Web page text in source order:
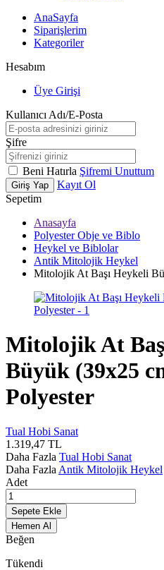
AnaSayfa
Siparişlerim
Kategoriler
Hesabım
Üye Girişi
Kullanıcı Adı/E-Posta
Şifre
Beni Hatırla Şifremi Unuttum
Giriş Yap
Kayıt Ol
Sepetim
Anasayfa
Polyester Obje ve Biblo
Heykel ve Biblolar
Antik Mitolojik Heykel
Mitolojik At Başı Heykeli
Mitolojik At
Büyük (39x25
Polyester
Tual Hobi Sanat
1.319,47 TL
Daha Fazla Tual Hobi Sanat
Daha Fazla Antik Mitolojik Heykel
Adet
Sepete Ekle
Hemen Al
Beğen
Tükendi